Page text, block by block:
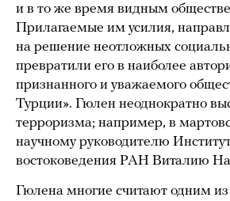
и в то же время видным
Прилагаемые им усилия,
на решение неотложных
превратили его в наиболее
признанного и уважаемого
Турции». Гюлен неоднократно
терроризма; например, в
научному руководителю
востоковедения РАН Виталию
Гюлена многие считают одним из